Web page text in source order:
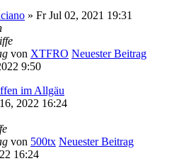
» Fr Jul 02, 2021 19:31
von XTFRO Neuester Beitrag
9:50
im Allgäu
2022 16:24
von 500tx Neuester Beitrag
16:24